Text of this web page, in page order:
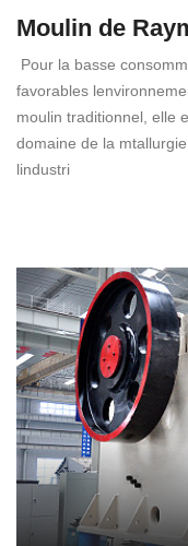
Moulin de
Pour la basse
favorables
moulin traditionnel, elle
domaine de la
lindustri